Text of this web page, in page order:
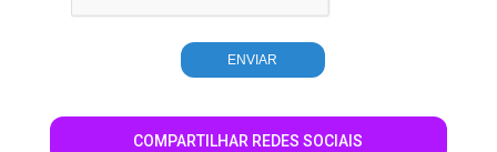
COMPARTILHAR REDES SOCIAIS